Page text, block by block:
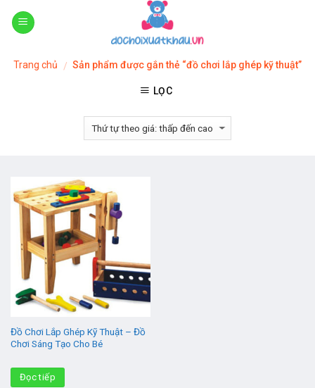
Skip
Trang chủ / Sản phẩm được gắn thẻ “đồ chơi lắp ghép kỹ thuật”
LỌC
Đồ Chơi Lắp Ghép Kỹ Thuật – Đồ
Chơi Sáng Tạo Cho Bé
Đọc tiếp